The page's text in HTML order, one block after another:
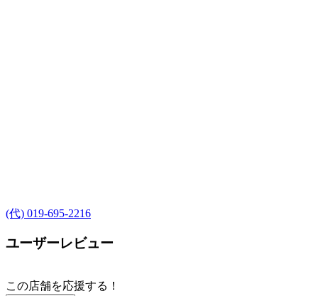
(代) 019-695-2216
ユーザーレビュー
この店舗を応援する！